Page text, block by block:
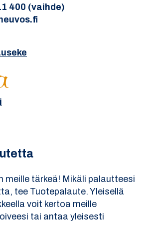
400 (vaihde)
meille tärkeä! Mikäli palautteesi
tee Tuotepalaute. Yleisellä
voit kertoa meille
tai antaa yleisesti